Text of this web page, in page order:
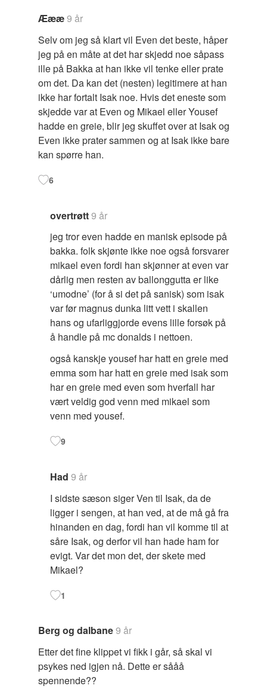
Æææ9 år
Selv om jeg så klart vil Even det beste, håper
jeg på en måte at det har skjedd noe såpass
ille på Bakka at han ikke vil tenke eller prate
om det. Da kan det (nesten) legitimere at han
ikke har fortalt Isak noe. Hvis det eneste som
skjedde var at Even og Mikael eller Yousef
hadde en greie, blir jeg skuffet over at Isak og
Even ikke prater sammen og at Isak ikke bare
kan spørre han.
6
overtrøtt9 år
jeg tror even hadde en manisk episode på
bakka. folk skjønte ikke noe også forsvarer
mikael even fordi han skjønner at even var
dårlig men resten av ballonggutta er like
‘umodne’ (for å si det på sanisk) som isak
var før magnus dunka litt vett i skallen
hans og ufarliggjorde evens lille forsøk på
å handle på mc donalds i nettoen.
også kanskje yousef har hatt en greie med
emma som har hatt en greie med isak som
har en greie med even som hverfall har
vært veldig god venn med mikael som
venn med yousef.
9
Had 9 år
I sidste sæson siger Ven til Isak, da de
ligger i sengen, at han ved, at de må gå fra
hinanden en dag, fordi han vil komme til at
såre Isak, og derfor vil han hade ham for
evigt. Var det mon det, der skete med
Mikael?
1
Berg og dalbane9 år
Etter det fine klippet vi fikk i går, så skal vi
psykes ned igjen nå. Dette er sååå
spennende??